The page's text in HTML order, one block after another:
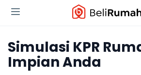
Simulasi KPR
Impian Anda